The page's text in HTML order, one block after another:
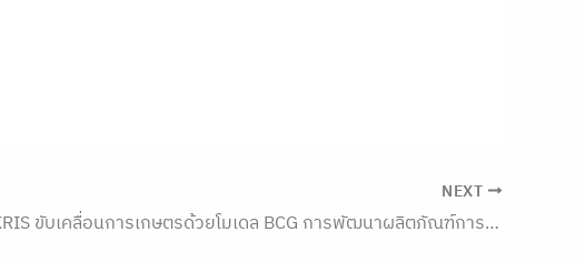
NEXT
KRIS ขับเคลื่อนการเกษตรด้วยโมเดล BCG การพัฒนาผลิตภัณฑ์การแปรรูปมะม่วงมหาชนก